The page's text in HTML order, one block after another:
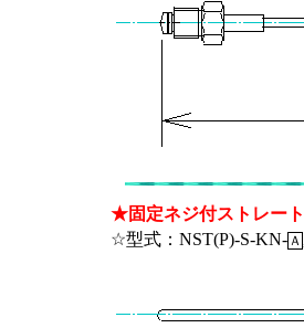
★固定ネジ付ストレー
☆型式：NST(P)-S-KN- Ａ